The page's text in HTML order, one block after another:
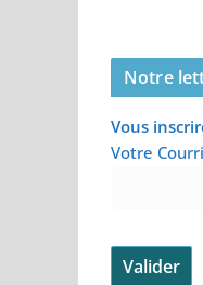
Notre
Vous
Votre